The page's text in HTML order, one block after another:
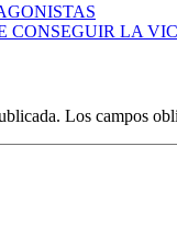
CONSEGUIR LA
Los campos